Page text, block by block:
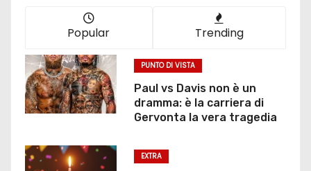
Popular Trending
PUNTO DI VISTA
Paul vs Davis non è un
dramma: è la carriera di
Gervonta la vera tragedia
EXTRA